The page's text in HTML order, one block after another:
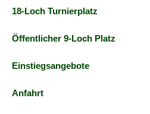
18-Loch Turnierplatz
Öffentlicher 9-Loch Platz
Einstiegsangebote
Anfahrt